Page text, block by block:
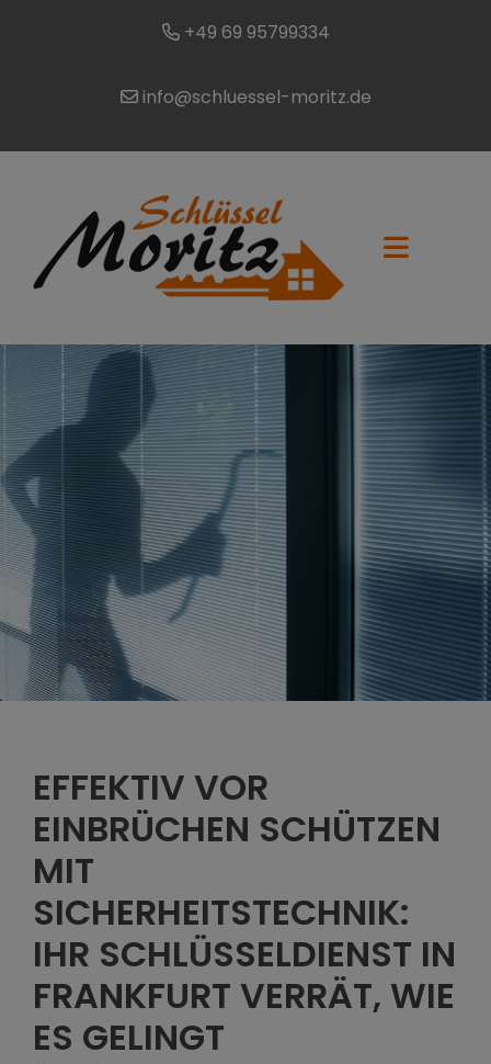
+49 69 95799334
info@schluessel-moritz.de
EFFEKTIV VOR
EINBRÜCHEN SCHÜTZEN
MIT
SICHERHEITSTECHNIK:
IHR SCHLÜSSELDIENST IN
FRANKFURT VERRÄT, WIE
ES GELINGT